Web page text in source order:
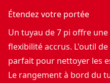
Étendez votre portée
Un tuyau de 7 pi offre
flexibilité accrus. L'outil
parfait pour nettoyer les
Le rangement à bord du